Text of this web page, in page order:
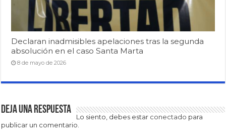
Declaran inadmisibles apelaciones tras la segunda
absolución en el caso Santa Marta
8 de mayo de 2026
Deja una respuesta
Lo siento, debes estar conectado para
publicar un comentario.